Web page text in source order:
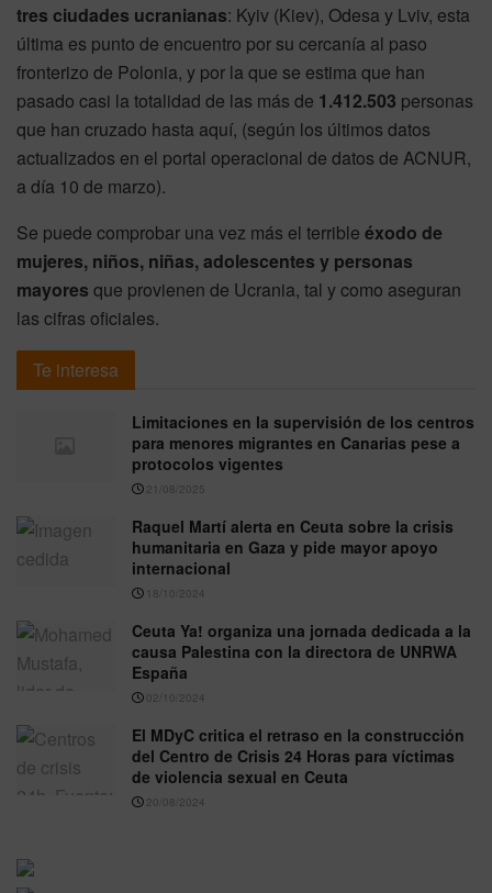
tres ciudades ucranianas: Kyiv (Kiev), Odesa y Lviv, esta
última es punto de encuentro por su cercanía al paso
fronterizo de Polonia, y por la que se estima que han
pasado casi la totalidad de las más de 1.412.503 personas
que han cruzado hasta aquí, (según los últimos datos
actualizados en el portal operacional de datos de ACNUR,
a día 10 de marzo).
Se puede comprobar una vez más el terrible éxodo de
mujeres, niños, niñas, adolescentes y personas
mayores que provienen de Ucrania, tal y como aseguran
las cifras oficiales.
Te interesa
Limitaciones en la supervisión de los centros
para menores migrantes en Canarias pese a
protocolos vigentes
21/08/2025
Raquel Martí alerta en Ceuta sobre la crisis
humanitaria en Gaza y pide mayor apoyo
internacional
18/10/2024
Ceuta Ya! organiza una jornada dedicada a la
causa Palestina con la directora de UNRWA
España
02/10/2024
El MDyC critica el retraso en la construcción
del Centro de Crisis 24 Horas para víctimas
de violencia sexual en Ceuta
20/08/2024